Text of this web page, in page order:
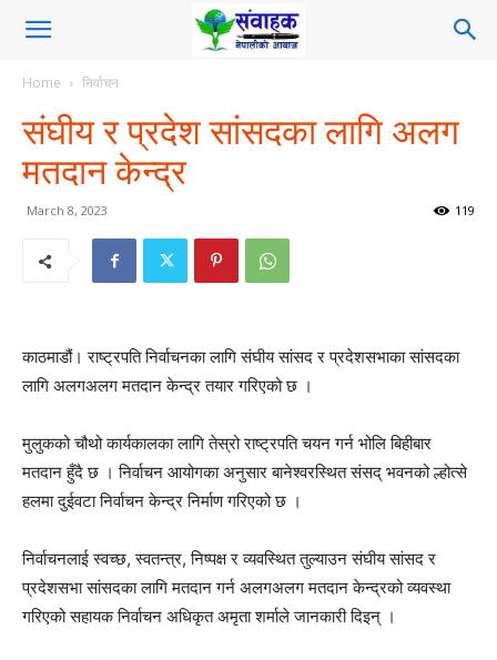
Home निर्वाचन
संघीय र प्रदेश सांसदका लागि अलग
मतदान केन्द्र
March 8, 2023 119
काठमाडौं। राष्ट्रपति निर्वाचनका लागि संघीय सांसद र प्रदेशसभाका सांसदका
लागि अलगअलग मतदान केन्द्र तयार गरिएको छ ।
मुलुकको चौथो कार्यकालका लागि तेस्रो राष्ट्रपति चयन गर्न भोलि बिहीबार
मतदान हुँदै छ । निर्वाचन आयोगका अनुसार बानेश्वरस्थित संसद् भवनको ल्होत्से
हलमा दुईवटा निर्वाचन केन्द्र निर्माण गरिएको छ ।
निर्वाचनलाई स्वच्छ, स्वतन्त्र, निष्पक्ष र व्यवस्थित तुल्याउन संघीय सांसद र
प्रदेशसभा सांसदका लागि मतदान गर्न अलगअलग मतदान केन्द्रको व्यवस्था
गरिएको सहायक निर्वाचन अधिकृत अमृता शर्माले जानकारी दिइन् ।